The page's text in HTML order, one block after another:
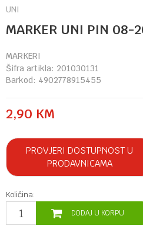
UNI
MARKER UNI PIN 08-
MARKERI
Šifra artikla: 201030131
Barkod: 4902778915455
2,90 KM
PROVJERI DOSTUPNOST U
PRODAVNICAMA
Količina:
DODAJ U KORPU